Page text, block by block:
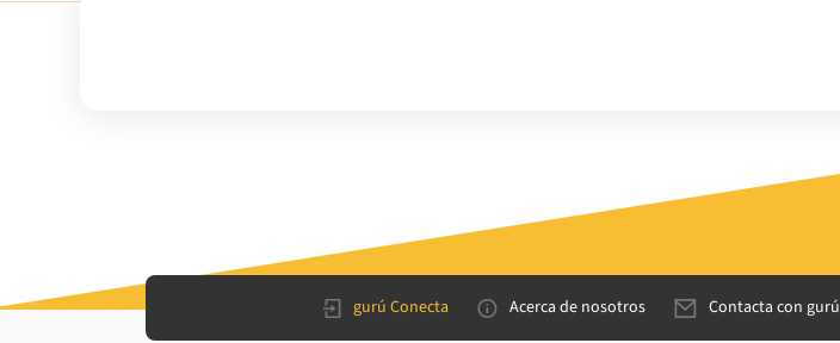
gurú Conecta Acerca de nosotros Contacta con gurú